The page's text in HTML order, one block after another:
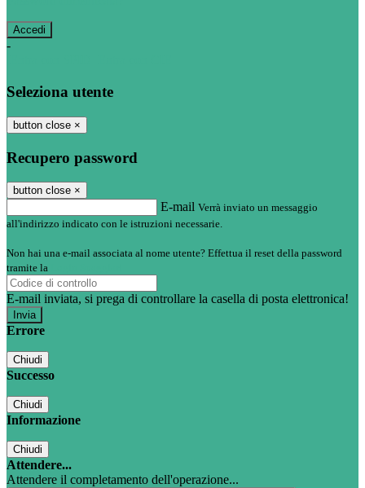
-
Seleziona utente
button close ×
Recupero password
button close ×
E-mail Verrà inviato un messaggio
all'indirizzo indicato con le istruzioni necessarie.
Non hai una e-mail associata al nome utente? Effettua il reset della password
tramite la
E-mail inviata, si prega di controllare la casella di posta elettronica!
Errore
Chiudi
Successo
Chiudi
Informazione
Chiudi
Attendere...
Attendere il completamento dell'operazione...